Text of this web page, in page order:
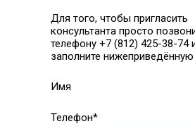
Для того, чтобы пригласить
консультанта просто
телефону +7 (812) 425-38-74
заполните
Имя
Телефон*